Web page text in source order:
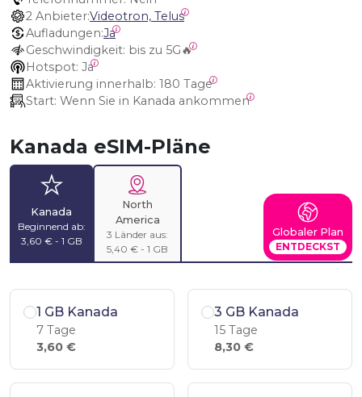
2 Anbieter:Videotron, Telus
Aufladungen:Ja
Geschwindigkeit: bis zu 5G🔥
Hotspot: Ja
Aktivierung innerhalb: 180 Tage
Start: Wenn Sie in Kanada ankommen
Kanada eSIM-Pläne
Kanada
Beginnend ab:
3,60 € - 1 GB
North
America
3 Länder aus:
5,40 € - 1 GB
Globaler Plan
ENTDECKST
1 GB Kanada
7 Tage
3,60 €
3 GB Kanada
15 Tage
8,30 €